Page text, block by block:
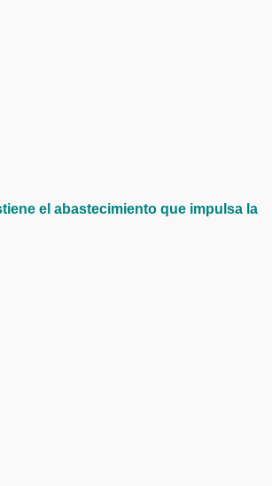
el abastecimiento que impulsa la